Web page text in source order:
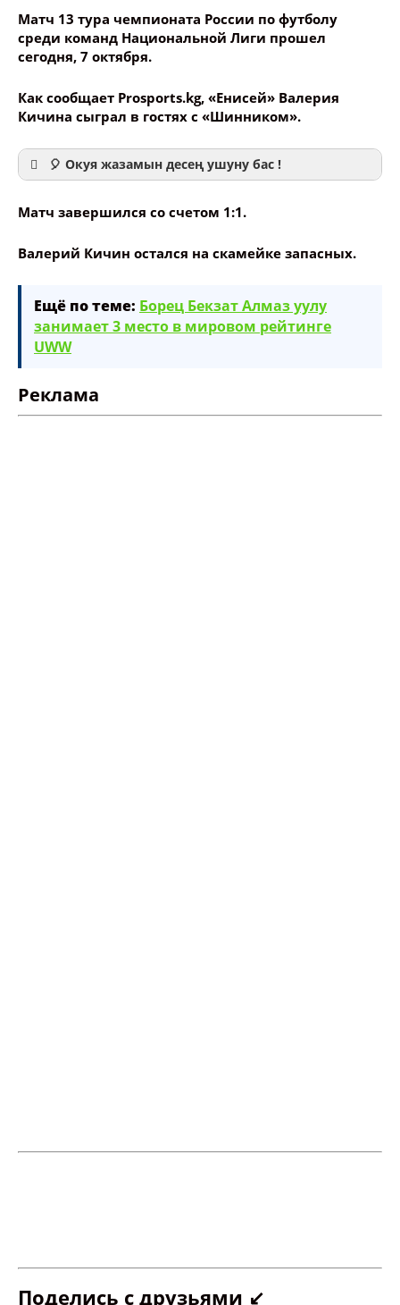
Матч 13 тура чемпионата России по футболу
среди команд Национальной Лиги прошел
сегодня, 7 октября.
Как сообщает Prosports.kg, «Енисей» Валерия
Кичина сыграл в гостях с «Шинником».
🎈 Окуя жазамын десең ушуну бас !
Название сообщения
Матч завершился со счетом 1:1.
Валерий Кичин остался на скамейке запасных.
Ещё по теме: Борец Бекзат Алмаз уулу
занимает 3 место в мировом рейтинге
UWW
Реклама
Поделись с друзьями ↙️